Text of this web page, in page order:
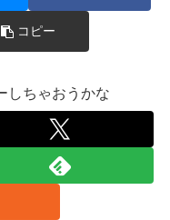
コピー
しちゃおうかな